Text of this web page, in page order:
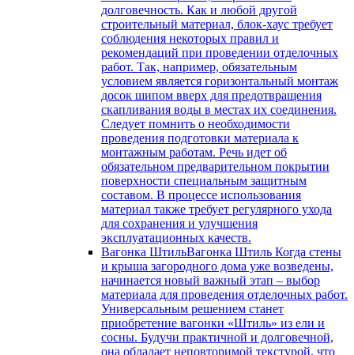
долговечность. Как и любой другой
строительный материал, блок-хаус требует
соблюдения некоторых правил и
рекомендаций при проведении отделочных
работ. Так, например, обязательным
условием является горизонтальный монтаж
досок шипом вверх для предотвращения
скапливания воды в местах их соединения.
Следует помнить о необходимости
проведения подготовки материала к
монтажным работам. Речь идет об
обязательном предварительном покрытии
поверхности специальным защитным
составом. В процессе использования
материал также требует регулярного ухода
для сохранения и улучшения
эксплуатационных качеств.
Вагонка ШтильВагонка Штиль Когда стены
и крыша загородного дома уже возведены,
начинается новый важный этап – выбор
материала для проведения отделочных работ.
Универсальным решением станет
приобретение вагонки «Штиль» из ели и
сосны. Будучи практичной и долговечной,
она обладает неповторимой текстурой, что